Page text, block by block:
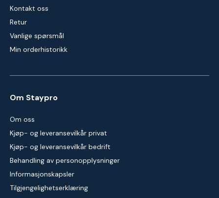
Kontakt oss
Retur
Vanlige spørsmål
Min orderhistorikk
Om Staypro
Om oss
Kjøp- og leveransevilkår privat
Kjøp- og leveransevilkår bedrift
Behandling av personopplysninger
Informasjonskapsler
Tilgjengelighetserklæring